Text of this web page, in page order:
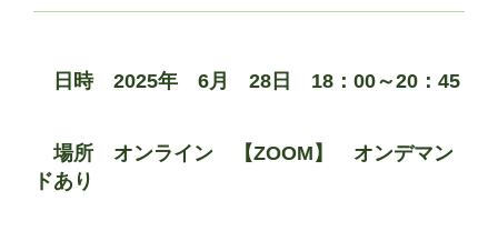
日時 2025年 6月 28日 18：00～20：45
場所 オンライン 【ZOOM】 オンデマン
ドあり